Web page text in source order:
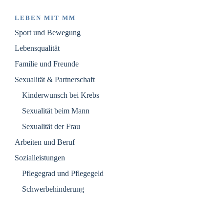
LEBEN MIT MM
Sport und Bewegung
Lebensqualität
Familie und Freunde
Sexualität & Partnerschaft
Kinderwunsch bei Krebs
Sexualität beim Mann
Sexualität der Frau
Arbeiten und Beruf
Sozialleistungen
Pflegegrad und Pflegegeld
Schwerbehinderung